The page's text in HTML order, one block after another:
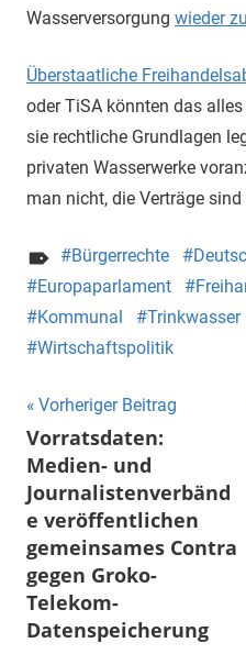
Wasserversorgung wieder
Überstaatliche
oder TiSA könnten das
sie rechtliche Grundlagen
privaten Wasserwerke
man nicht, die Verträge sind
Bürgerrechte
Europaparlament
Kommunal
Trinkwasser
Wirtschaftspolitik
Vorheriger Beitrag
Vorratsdaten:
Medien- und
Journalistenverbänd
e veröffentlichen
gemeinsames Contra
gegen Groko-
Telekom-
Datenspeicherung